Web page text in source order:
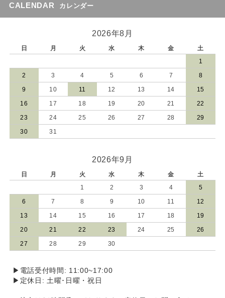
CALENDAR カレンダー
2026年8月
日 月 火 水 木 金
土
1
2 3 4 5 6 7 8
9 10 11 12 13 14 15
16 17 18 19 20 21 22
23 24 25 26 27 28 29
30 31
2026年9月
日 月 火 水 木 金
土
1
2 3 4 5
6 7 8 9 10 11 12
13 14 15 16 17 18 19
20 21 22 23 24 25 26
27 28 29 30
▶電話受付時間: 11:00~17:00
▶定休日: 土曜･日曜・祝日